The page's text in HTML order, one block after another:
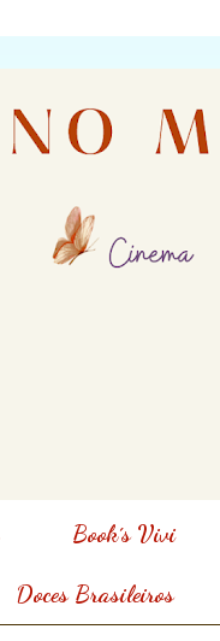
Book´s Vivi
Doces Brasileiros